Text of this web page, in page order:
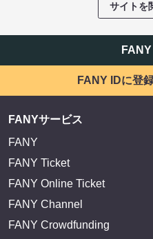
サイトを
FANY IDに登
FANYサービス
FANY
FANY Ticket
FANY Online Ticket
FANY Channel
FANY Crowdfunding